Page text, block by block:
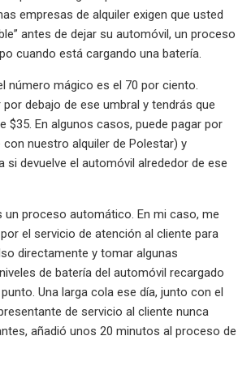
empresas de alquiler exigen que usted
antes de dejar su automóvil, un proceso
cuando está cargando una batería.
número mágico es el 70 por ciento.
por debajo de ese umbral y tendrás que
$35. En algunos casos, puede pagar por
nuestro alquiler de Polestar) y
si devuelve el automóvil alrededor de ese
un proceso automático. En mi caso, me
el servicio de atención al cliente para
directamente y tomar algunas
de batería del automóvil recargado
Una larga cola ese día, junto con el
de servicio al cliente nunca
añadió unos 20 minutos al proceso de